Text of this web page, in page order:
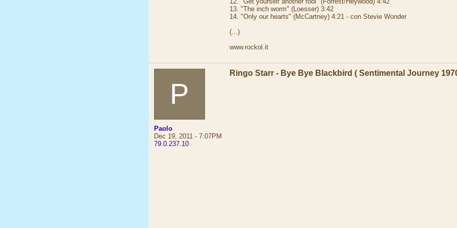
13. "The inch worm" (Loesser) 3:42
14. "Only our hearts" (McCartney) 4:21 - con Stevie Wonder
(...)
www.rockol.it
P
Paolo
Dec 19, 2011 - 7:07PM
79.0.237.10
Ringo Starr - Bye Bye Blackbird ( Sentimental Journey